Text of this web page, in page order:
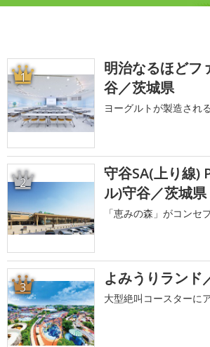
1
明治なるほどフ
谷／茨城県
ヨーグルトが製造され
2
守谷SA(上り線)
ル)守谷／茨城県
「恵みの森」がコンセ
3 よみうりランド
大型絶叫コースターに